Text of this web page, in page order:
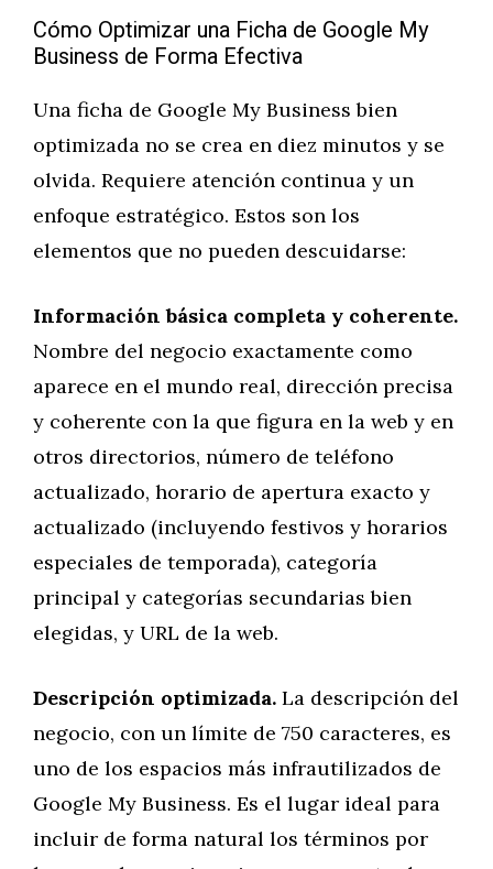
Cómo Optimizar una Ficha de Google My
Business de Forma Efectiva
Una ficha de Google My Business bien
optimizada no se crea en diez minutos y se
olvida. Requiere atención continua y un
enfoque estratégico. Estos son los
elementos que no pueden descuidarse:
Información básica completa y coherente.
Nombre del negocio exactamente como
aparece en el mundo real, dirección precisa
y coherente con la que figura en la web y en
otros directorios, número de teléfono
actualizado, horario de apertura exacto y
actualizado (incluyendo festivos y horarios
especiales de temporada), categoría
principal y categorías secundarias bien
elegidas, y URL de la web.
Descripción optimizada. La descripción del
negocio, con un límite de 750 caracteres, es
uno de los espacios más infrautilizados de
Google My Business. Es el lugar ideal para
incluir de forma natural los términos por